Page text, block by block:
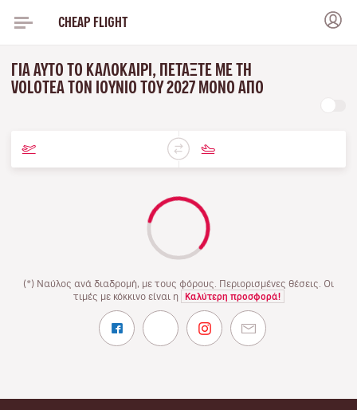
CHEAP FLIGHT
ΓΙΑ ΑΥΤΌ ΤΟ ΚΑΛΟΚΑΊΡΙ, ΠΕΤΆΞΤΕ ΜΕ ΤΗ
VOLOTEA ΤΟΝ ΙΟΎΝΙΟ ΤΟΥ 2027 ΜΌΝΟ ΑΠΌ
(*) Ναύλος ανά διαδρομή, με τους φόρους. Περιορισμένες θέσεις. Οι
τιμές με κόκκινο είναι η
Καλύτερη προσφορά!